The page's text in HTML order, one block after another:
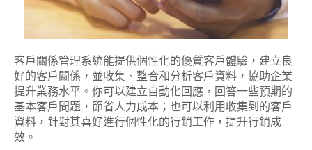
客戶關係管理系統能提供個性化的優質客戶體驗，建立良
好的客戶關係，並收集、整合和分析客戶資料，協助企業
提升業務水平。你可以建立自動化回應，回答一些預期的
基本客戶問題，節省人力成本；也可以利用收集到的客戶
資料，針對其喜好進行個性化的行銷工作，提升行銷成
效。